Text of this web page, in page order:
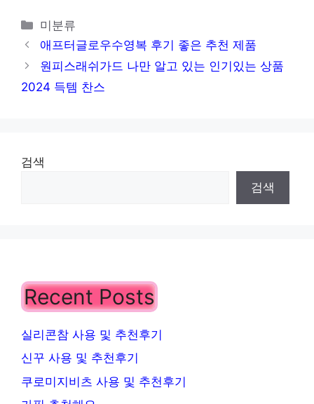
카
테
고
미분류
애프터글로우수영복 후기 좋은 추천 제품
원피스래쉬가드 나만 알고 있는 인기있는 상품
2024 득템 찬스
검색
검색
Recent Posts
실리콘참 사용 및 추천후기
신꾸 사용 및 추천후기
쿠로미지비츠 사용 및 추천후기